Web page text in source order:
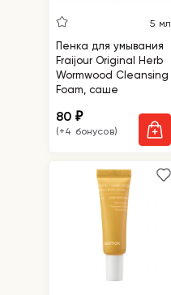
5 мл
Пенка для умывания
Fraijour Original Herb
Wormwood Cleansing
Foam, саше
80₽
(+4 бонусов)